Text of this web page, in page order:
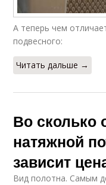
А теперь чем
подвесного:
Читать дальше →
Во сколько
натяжной
зависит
Вид полотна. Самым